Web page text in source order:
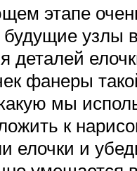
этапе
будущие узлы
деталей
фанеры
мы
к
елочки и